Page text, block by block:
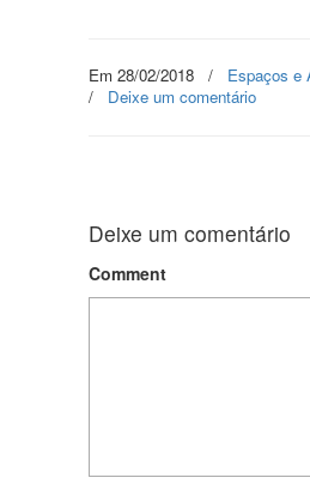
Em 28/02/2018 /
Espaços e
/ Deixe um comentário
Deixe um comentário
Comment